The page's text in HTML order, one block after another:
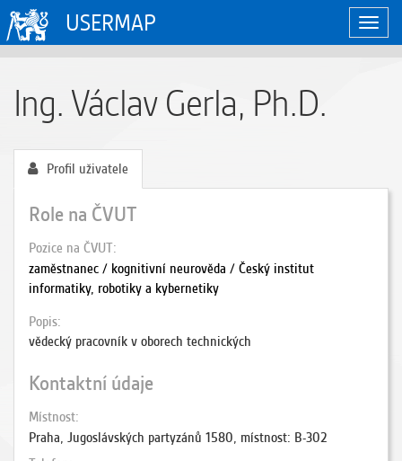
USERMAP
Ing. Václav Gerla, Ph.D.
Profil uživatele
Role na ČVUT
Pozice na ČVUT
zaměstnanec / kognitivní neurověda / Český institut
informatiky, robotiky a kybernetiky
Popis
vědecký pracovník v oborech technických
Kontaktní údaje
Místnost
Praha, Jugoslávských partyzánů 1580, místnost: B-302